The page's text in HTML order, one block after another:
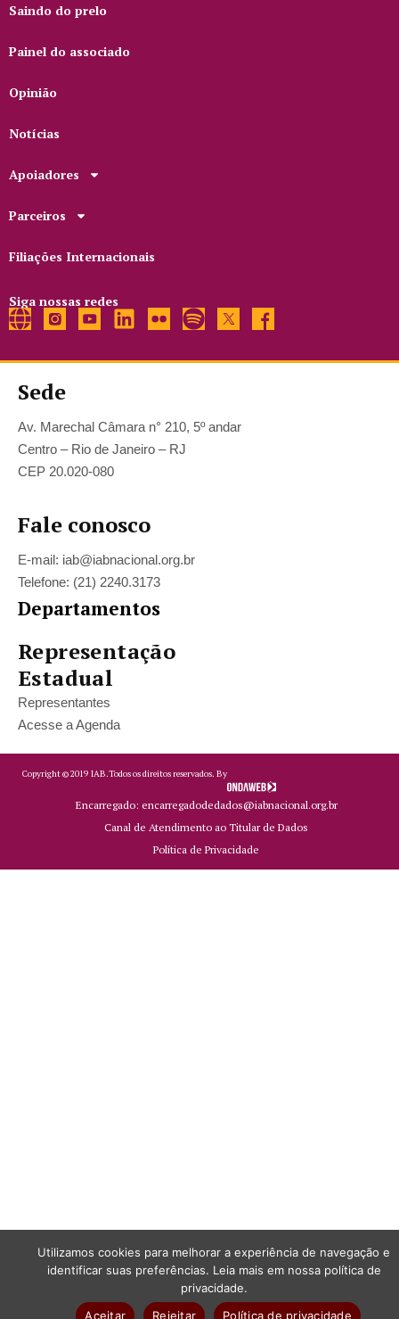
Saindo do prelo
Painel do associado
Opinião
Notícias
Apoiadores
Parceiros
Filiações Internacionais
Siga nossas redes
Sede
Av. Marechal Câmara n° 210, 5º andar
Centro – Rio de Janeiro – RJ
CEP 20.020-080
Fale conosco
E-mail: iab@iabnacional.org.br
Telefone: (21) 2240.3173
Departamentos
Representação
Estadual
Representantes
Acesse a Agenda
Copyright ©2019 IAB.Todos os direitos reservados. By
Encarregado: encarregadodedados@iabnacional.org.br
Canal de Atendimento ao Titular de Dados
Política de Privacidade
Utilizamos cookies para melhorar a experiência de navegação e
identificar suas preferências. Leia mais em nossa política de
privacidade.
Aceitar
Rejeitar Política de privacidade